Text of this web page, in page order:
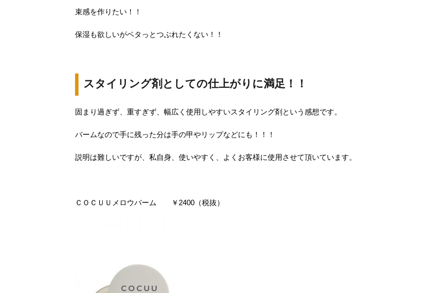
束感を作りたい！！
保湿も欲しいがベタっとつぶれたくない！！
スタイリング剤としての仕上がりに満足！！
固まり過ぎず、重すぎず、幅広く使用しやすいスタイリング剤という感想です。
バームなので手に残った分は手の甲やリップなどにも！！！
説明は難しいですが、私自身、使いやすく、よくお客様に使用させて頂いています。
ＣＯＣＵＵメロウバーム ￥2400（税抜）